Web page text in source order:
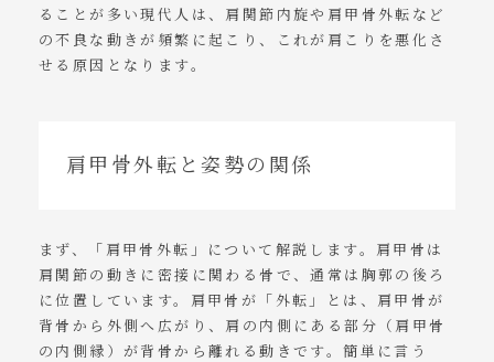
ることが多い現代人は、肩関節内旋や肩甲骨外転など
の不良な動きが頻繁に起こり、これが肩こりを悪化さ
せる原因となります。
肩甲骨外転と姿勢の関係
まず、「肩甲骨外転」について解説します。肩甲骨は
肩関節の動きに密接に関わる骨で、通常は胸郭の後ろ
に位置しています。肩甲骨が「外転」とは、肩甲骨が
背骨から外側へ広がり、肩の内側にある部分（肩甲骨
の内側縁）が背骨から離れる動きです。簡単に言う